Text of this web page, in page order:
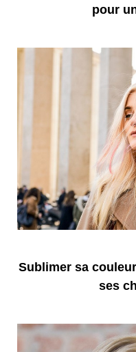
pour
Sublimer sa
ses